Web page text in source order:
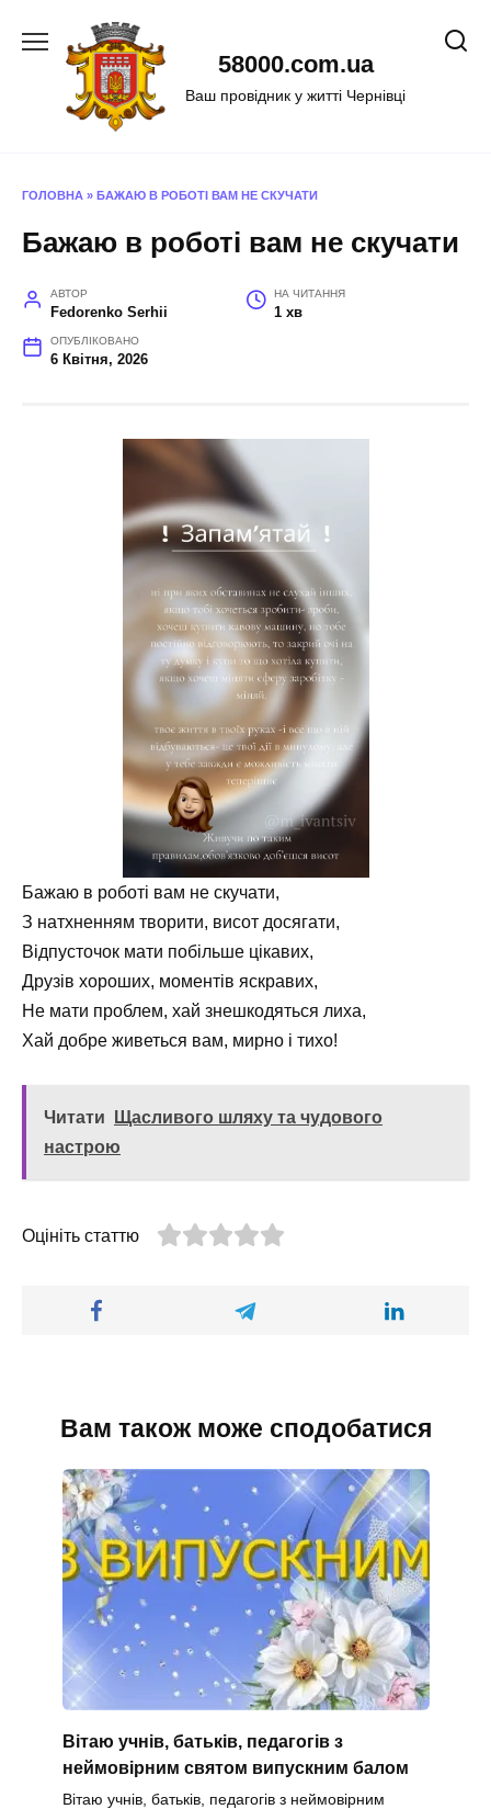
58000.com.ua
Ваш провідник у житті Чернівці
ГОЛОВНА » БАЖАЮ В РОБОТІ ВАМ НЕ СКУЧАТИ
Бажаю в роботі вам не скучати
АВТОР
Fedorenko Serhii
НА ЧИТАННЯ
1 хв
ОПУБЛІКОВАНО
6 Квітня, 2026
Бажаю в роботі вам не скучати,
З натхненням творити, висот досягати,
Відпусточок мати побільше цікавих,
Друзів хороших, моментів яскравих,
Не мати проблем, хай знешкодяться лиха,
Хай добре живеться вам, мирно і тихо!
Читати
Щасливого шляху та чудового
настрою
Оцініть статтю
Вам також може сподобатися
Вітаю учнів, батьків, педагогів з
неймовірним святом випускним балом
Вітаю учнів, батьків, педагогів з неймовірним